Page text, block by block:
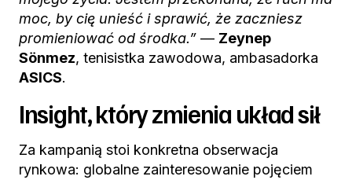
moc, by cię unieść i sprawić, że zaczniesz
promieniować od środka.” — Zeynep
Sönmez, tenisistka zawodowa, ambasadorka
ASICS.
Insight, który zmienia układ sił
Za kampanią stoi konkretna obserwacja
rynkowa: globalne zainteresowanie pojęciem